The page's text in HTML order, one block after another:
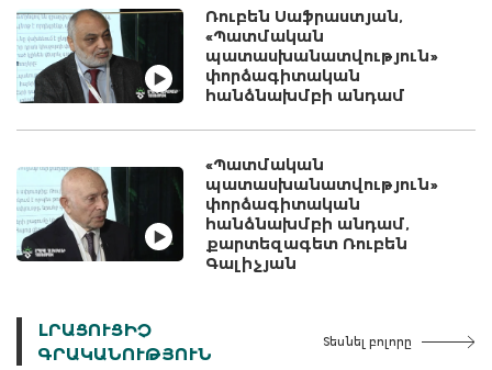
Ռուբեն Սաֆրաստյան,
«Պատմական
պատասխանատվություն»
փորձագիտական
հանձնախմբի անդամ
«Պատմական
պատասխանատվություն»
փորձագիտական
հանձնախմբի անդամ,
քարտեզագետ Ռուբեն
Գալիչյան
ԼՐԱՑՈՒՑԻՉ
ԳՐԱԿԱՆՈՒԹՅՈՒՆ
Տեսնել բոլորը